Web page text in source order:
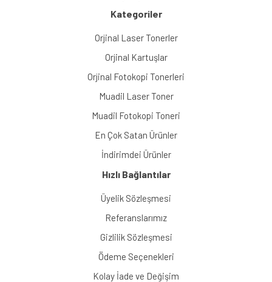
Kategoriler
Orjinal Laser Tonerler
Orjinal Kartuşlar
Orjinal Fotokopi Tonerleri
Muadil Laser Toner
Muadil Fotokopi Toneri
En Çok Satan Ürünler
İndirimdei Ürünler
Hızlı Bağlantılar
Üyelik Sözleşmesi
Referanslarımız
Gizlilik Sözleşmesi
Ödeme Seçenekleri
Kolay İade ve Değişim